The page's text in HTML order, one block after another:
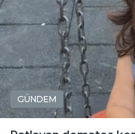
GÜNDEM